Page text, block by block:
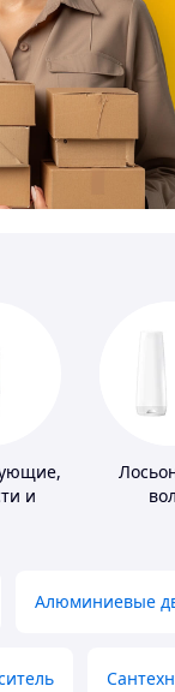
и
Алюминиевые